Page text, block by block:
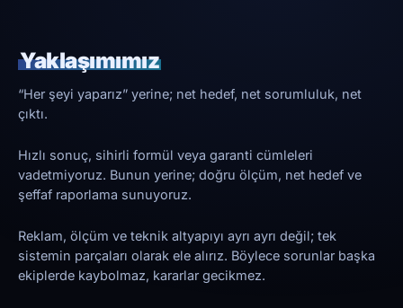
Yaklaşımımız
“Her şeyi yaparız” yerine; net hedef, net sorumluluk, net
çıktı.
Hızlı sonuç, sihirli formül veya garanti cümleleri
vadetmiyoruz. Bunun yerine; doğru ölçüm, net hedef ve
şeffaf raporlama sunuyoruz.
Reklam, ölçüm ve teknik altyapıyı ayrı ayrı değil; tek
sistemin parçaları olarak ele alırız. Böylece sorunlar başka
ekiplerde kaybolmaz, kararlar gecikmez.